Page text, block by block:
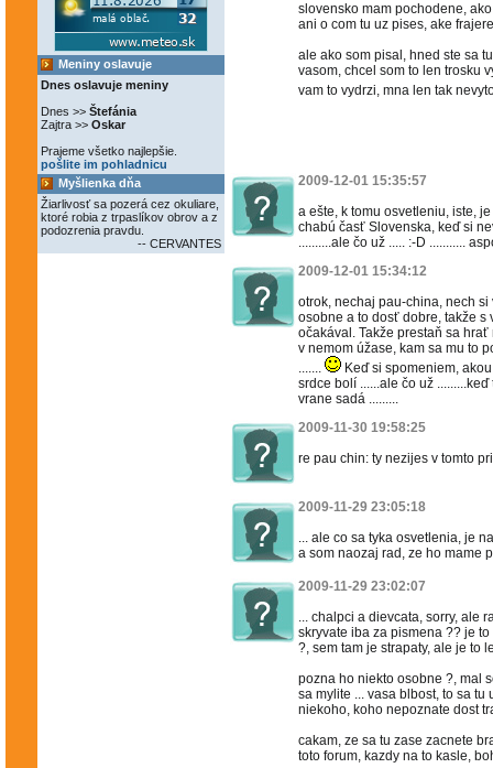
Meniny oslavuje
Dnes oslavuje meniny
Dnes >> Štefánia
Zajtra >> Oskar
Prajeme všetko najlepšie.
pošlite im pohladnicu
Myšlienka dňa
Žiarlivosť sa pozerá cez okuliare,
ktoré robia z trpaslíkov obrov a z
podozrenia pravdu.
-- CERVANTES
slovensko mam pochodene,
ani o com tu uz pises, ake
ale ako som pisal, hned ste sa
vasom, chcel som to len trosku
vam to vydrzi, mna len tak
2009-12-01 15:35:57
a ešte, k tomu osvetleniu, iste,
chabú časť Slovenska, keď si
..........ale čo už ..... :-D ...........
2009-12-01 15:34:12
otrok, nechaj pau-china, nech
osobne a to dosť dobre, takže
očakával. Takže prestaň sa
v nemom úžase, kam sa mu to
.......
Keď si spomeniem,
srdce bolí ......ale čo už
vrane sadá .........
2009-11-30 19:58:25
re pau chin: ty nezijes v tomto
2009-11-29 23:05:18
... ale co sa tyka osvetlenia, je
a som naozaj rad, ze ho mame
2009-11-29 23:02:07
... chalpci a dievcata, sorry, ale
skryvate iba za pismena ?? je
?, sem tam je strapaty, ale je to
pozna ho niekto osobne ?, mal
sa mylite ... vasa blbost, to sa
niekoho, koho nepoznate dost
cakam, ze sa tu zase zacnete
toto forum, kazdy na to kasle,